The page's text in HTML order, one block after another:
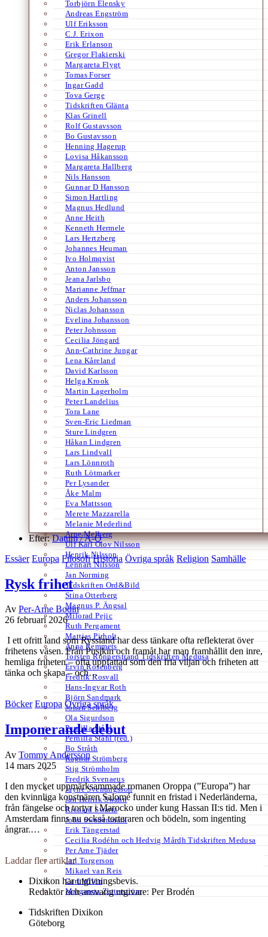
Torbjörn Elensky
Andreas Engström
Ulf Eriksson
C.J. Erixon
Erik Erlanson
Gregor Flakierski
Margareta Flygt
Tomas Forser
Ingar Gadd
Tova Gerge
Tidskriften Glänta
Klas Grinell
Rolf Gustavsson
Bo Gustavsson
Henning Hagerup
Lovisa Håkansson
Margareta Hallberg
Nils Hansson
Gunnar D Hansson
Simon Hartling
Magnus Hedlund
Anne Heith
Kenneth Hermele
Lars Hertzberg
Johannes Heuman
Ivo Holmqvist
Anton Jansson
Jeana Jarlsbo
Marianne Jeffmar
Anders Johansson
Niclas Johansson
Evelina Johansson
Peter Johnsson
Cecilia Jöngard
Ann-Cathrine Jungar
Lena Kåreland
David Karlsson
Helga Krook
Martin Lagerholm
Peter Landelius
Tora Lane
Sven-Eric Liedman
Sture Lindgren
Håkan Lindgren
Lars Lindvall
Lars Lönnroth
Ruth Lötmarker
Per Lysander
Åke Malm
Eva Mattsson
Merete Mazzarella
Melanie Mederlind
Arne Melberg
Ulf Karl Olov Nilsson
Henrik Nilsson
Lennart Nilsson
Jan Norming
Tidskriften Ord&Bild
Stina Otterberg
Magnus P. Ängsal
Milorad Pejic
Ruth Pergament
Mattias Pirholt
Anna Remmets
Torsten Rönnerstrand Tidskriften Medusa
Ervin Rosenberg
Fredrik Rosvall
Hans-Ingvar Roth
Björn Sandmark
Johan Sehlberg
Ola Sigurdson
Pernilla Ståhl
Pernilla Ståhl (red.)
Bo Stråth
Ragnar Strömberg
Stig Strömholm
Fredrik Svenaeus
Jayne Svenungsson
Jan Henrik Swahn
Richard Swartz
John Swedenmark
Erik Tängerstad
Cecilia Rodéhn och Hedvig Mårdh Tidskriften Medusa
Per Arne Tjäder
Jarl Torgerson
Mikael van Reis
Carl Wilén
Margareta Zetterström
Efter:Datum /A-Ö
Essäer Europa Filosofi Historia Övriga språk Religion Samhälle
Rysk frihet
Av Per-Arne Bodin
26 februari 2026
I ett ofritt land som Ryssland har dess tänkare ofta reflekterat över
frihetens väsen. Från Pusjkin och framåt har man framhållit den inre,
hemliga friheten – ofta uppfattad som den fria viljan och friheten att
tänka och skapa – och…
Böcker Europa Övriga språk
Imponerande debut
Av Tommy Andersson
14 mars 2025
I den mycket uppmärksammade romanen Oroppa (”Europa”) har
den kvinnliga konstnären Salomé funnit en fristad i Nederländerna,
från fängelse och tortyr i Marocko under kung Hassan II:s tid. Men i
Amsterdam finns nu också torteraren och bödeln, som ingenting
ångrar.…
Laddar fler artiklar
Dixikon har utgivningsbevis.
Redaktör och ansvarig utgivare: Per Brodén
Tidskriften Dixikon
Göteborg